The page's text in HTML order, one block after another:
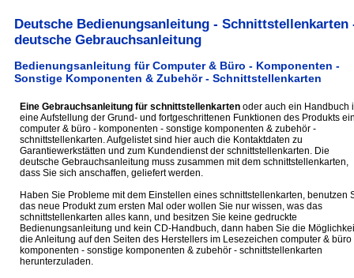
Deutsche Bedienungsanleitung - Schnittstellenkarten
deutsche Gebrauchsanleitung
Bedienungsanleitung für Computer & Büro - Komponenten -
Sonstige Komponenten & Zubehör - Schnittstellenkarten
Eine Gebrauchsanleitung für schnittstellenkartenoder auch ein Handbuch
eine Aufstellung der Grund- und fortgeschrittenen Funktionen des Produkts
computer & büro - komponenten - sonstige komponenten & zubehör -
schnittstellenkarten. Aufgelistet sind hier auch die Kontaktdaten zu
Garantiewerkstätten und zum Kundendienst der schnittstellenkarten. Die
deutsche Gebrauchsanleitung muss zusammen mit dem schnittstellenkarten,
dass Sie sich anschaffen, geliefert werden.
Haben Sie Probleme mit dem Einstellen eines schnittstellenkarten, benutzen
das neue Produkt zum ersten Mal oder wollen Sie nur wissen, was das
schnittstellenkarten alles kann, und besitzen Sie keine gedruckte
Bedienungsanleitung und kein CD-Handbuch, dann haben Sie die
die Anleitung auf den Seiten des Herstellers im Lesezeichen computer & büro
komponenten - sonstige komponenten & zubehör - schnittstellenkarten
herunterzuladen.